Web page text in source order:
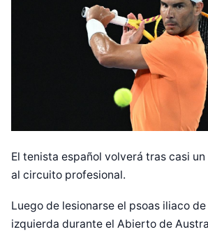
El tenista español volverá tras casi
al circuito profesional.
Luego de lesionarse el psoas iliaco
izquierda durante el Abierto de